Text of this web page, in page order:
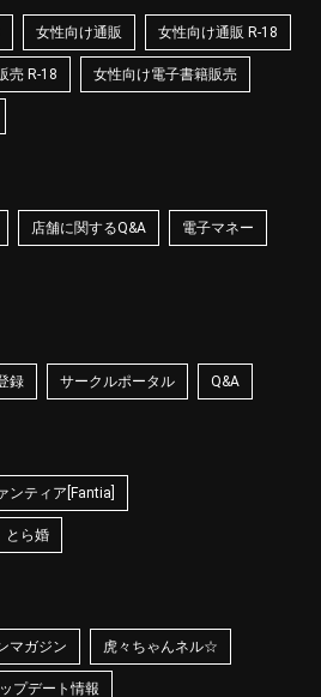
女性向け通販 女性向け通販 R-18
売 R-18 女性向け電子書籍販売
店舗に関するQ&A 電子マネー
録 サークルポータル Q&A
ンティア[Fantia]
とら婚
マガジン 虎々ちゃんネル☆
プデート情報